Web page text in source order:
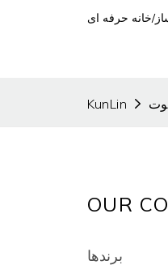
خانه حرفه ای
KunLin
OUR
برندها